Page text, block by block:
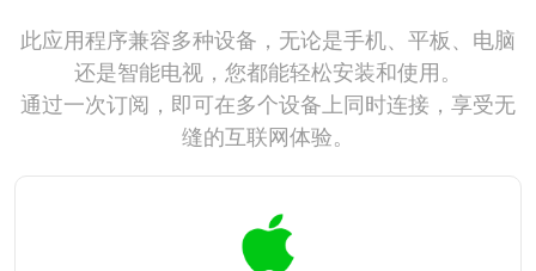
此应用程序兼容多种设备，无论是手机、平板、电脑
还是智能电视，您都能轻松安装和使用。
通过一次订阅，即可在多个设备上同时连接，享受无
缝的互联网体验。